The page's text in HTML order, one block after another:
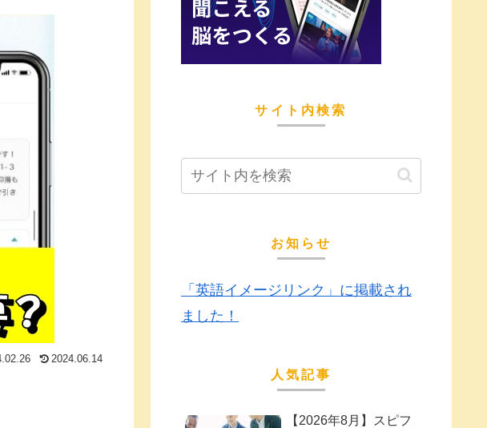
2024.06.14
サイト内検索
お知らせ
「英語イメージリンク」に掲載され
ました！
人気記事
【2026年8月】スピフ